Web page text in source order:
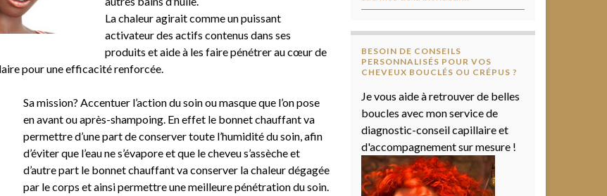
La chaleur agirait comme un puissant
activateur des actifs contenus dans ses
produits et aide à les faire pénétrer au cœur de
pour une efficacité renforcée.
Sa mission? Accentuer l’action du soin ou masque que l’on pose
en avant ou après-shampoing. En effet le bonnet chauffant va
permettre d’une part de conserver toute l’humidité du soin, afin
d’éviter que l’eau ne s’évapore et que le cheveu s’assèche et
d’autre part le bonnet chauffant va conserver la chaleur dégagée
par le corps et ainsi permettre une meilleure pénétration du soin.
BESOIN DE CONSEILS
PERSONNALISÉS POUR VOS
CHEVEUX BOUCLÉS OU CRÉPUS ?
Je vous aide à retrouver de belles
boucles avec mon service de
diagnostic-conseil capillaire et
d'accompagnement sur mesure !